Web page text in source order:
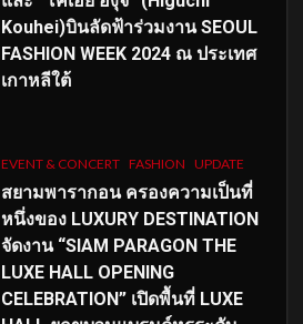
Kouhei)บินลัดฟ้าร่วมงาน SEOUL
FASHION WEEK 2024 ณ ประเทศ
เกาหลีใต้
EVENT & CONCERT FASHION UPDATE
สยามพารากอน ครองความเป็นที่
หนึ่งของ LUXURY DESTINATION
จัดงาน “SIAM PARAGON THE
LUXE HALL OPENING
CELEBRATION” เปิดพื้นที่ LUXE